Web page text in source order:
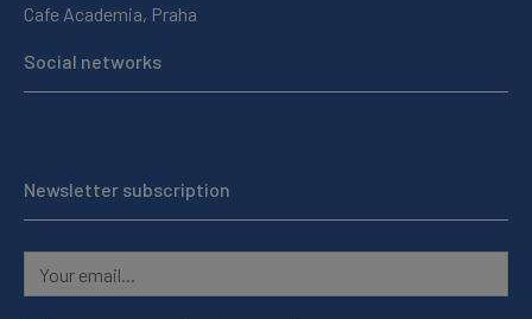
Cafe Academia, Praha
Social networks
Newsletter subscription